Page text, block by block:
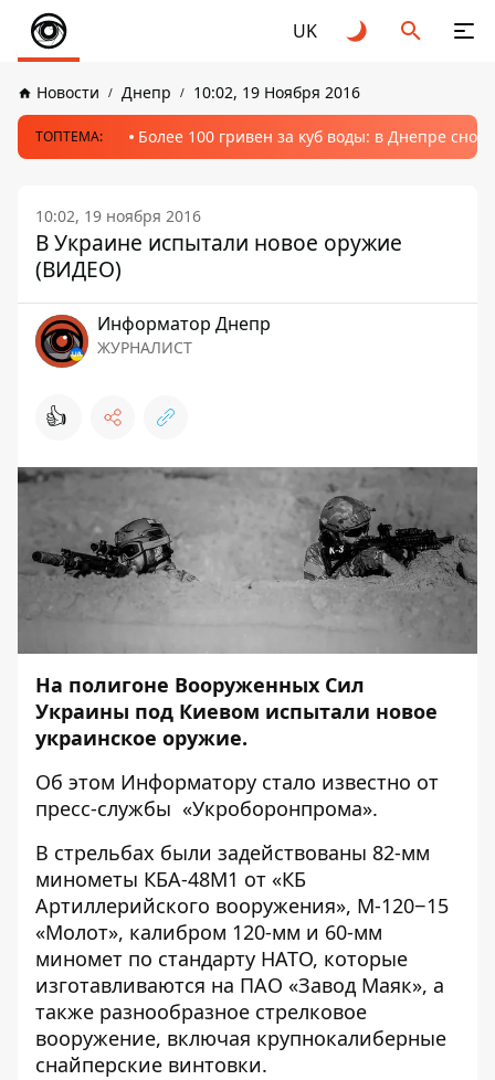
UK
Новости Днепр 10:02, 19 Ноября 2016
ТОПТЕМА: Более 100 гривен за куб воды: в Днепре
10:02, 19 ноября 2016
В Украине испытали новое оружие
(ВИДЕО)
Информатор Днепр
ЖУРНАЛИСТ
👍
На полигоне Вооруженных Сил
Украины под Киевом испытали новое
украинское оружие.
Об этом Информатору стало известно от
пресс-службы «Укроборонпрома».
В стрельбах были задействованы 82-мм
минометы КБА-48М1 от «КБ
Артиллерийского вооружения», М-120−15
«Молот», калибром 120-мм и 60-мм
миномет по стандарту НАТО, которые
изготавливаются на ПАО «Завод Маяк», а
также разнообразное стрелковое
вооружение, включая крупнокалиберные
снайперские винтовки.